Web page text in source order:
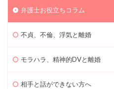
弁護士お役立ちコラム
不貞、不倫、浮気と離婚
モラハラ、精神的DVと離婚
相手と話ができない方へ